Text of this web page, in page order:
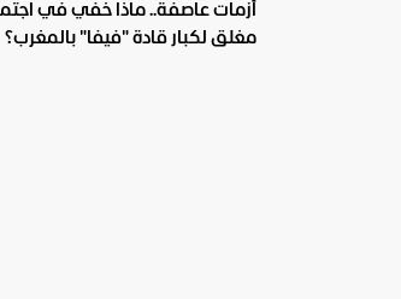
أزمات عاصفة.. ماذا خفي في
مغلق لكبار قادة "فيفا" بالمغرب؟